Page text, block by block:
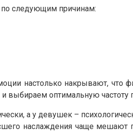
по следующим причинам:
настолько накрывают, что
выбираем оптимальную частоту
а у девушек –
наслаждения чаще мешают